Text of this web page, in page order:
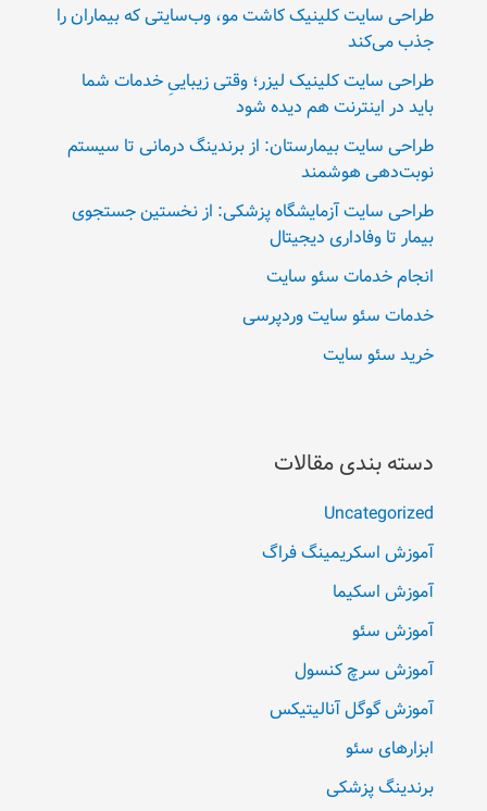
طراحی سایت کلینیک کاشت مو، وب‌سایتی که بیماران را
جذب می‌کند
طراحی سایت کلینیک لیزر؛ وقتی زیباییِ خدمات شما
باید در اینترنت هم دیده شود
طراحی سایت بیمارستان: از برندینگ درمانی تا سیستم
نوبت‌دهی هوشمند
طراحی سایت آزمایشگاه پزشکی: از نخستین جستجوی
بیمار تا وفاداری دیجیتال
انجام خدمات سئو سایت
خدمات سئو سایت وردپرسی
خرید سئو سایت
دسته بندی مقالات
Uncategorized
آموزش اسکریمینگ فراگ
آموزش اسکیما
آموزش سئو
آموزش سرچ کنسول
آموزش گوگل آنالیتیکس
ابزارهای سئو
برندینگ پزشکی